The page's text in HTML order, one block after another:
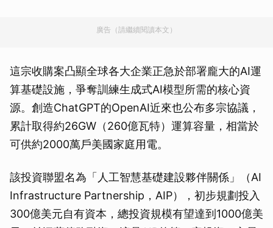
廣告（請繼續閱讀本文）
這宗收購案凸顯全球各大企業正急於部署龐大的AI運
算基礎設施，爭奪訓練生成式AI模型所需的核心資
源。創造ChatGPT的OpenAI近來也公布多宗協議，
累計取得約26GW（260億瓦特）運算容量，相當於
可供約2000萬戶美國家庭用電。
該投資聯盟名為「人工智慧基礎建設夥伴關係」（AI
Infrastructure Partnership，AIP），初步規劃投入
300億美元自有資本，總投資規模有望達到1000億美